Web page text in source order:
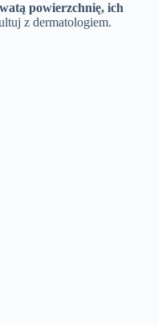
powierzchnię, ich
z dermatologiem.